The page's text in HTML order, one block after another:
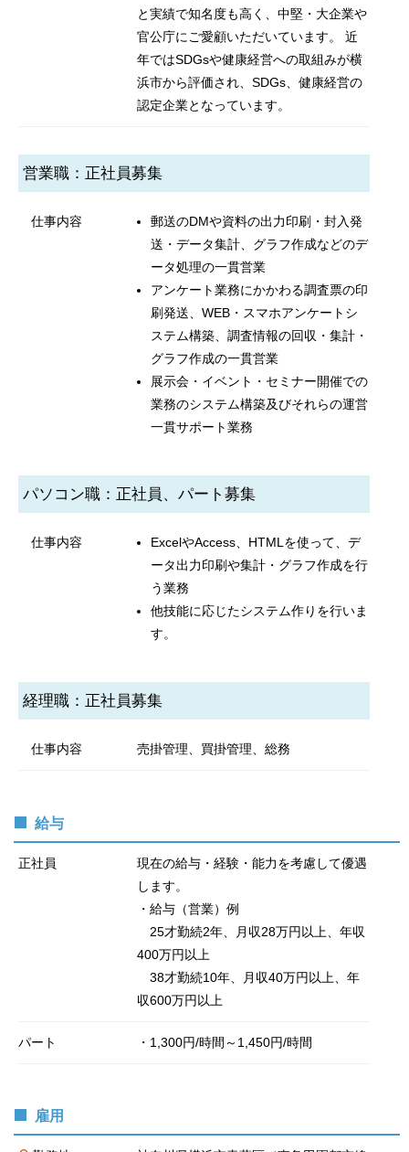
と実績で知名度も高く、中堅・大企業や
官公庁にご愛顧いただいています。 近
年ではSDGsや健康経営への取組みが横
浜市から評価され、SDGs、健康経営の
認定企業となっています。
営業職：正社員募集
仕事内容
郵送のDMや資料の出力印刷・封入発
送・データ集計、グラフ作成などのデ
ータ処理の一貫営業
アンケート業務にかかわる調査票の印
刷発送、WEB・スマホアンケートシ
ステム構築、調査情報の回収・集計・
グラフ作成の一貫営業
展示会・イベント・セミナー開催での
業務のシステム構築及びそれらの運営
一貫サポート業務
パソコン職：正社員、パート募集
仕事内容
ExcelやAccess、HTMLを使って、デ
ータ出力印刷や集計・グラフ作成を行
う業務
他技能に応じたシステム作りを行いま
す。
経理職：正社員募集
仕事内容 売掛管理、買掛管理、総務
給与
正社員
現在の給与・経験・能力を考慮して優遇
します。
・給与（営業）例
25才勤続2年、月収28万円以上、年収
400万円以上
38才勤続10年、月収40万円以上、年
収600万円以上
パート ・1,300円/時間～1,450円/時間
雇用